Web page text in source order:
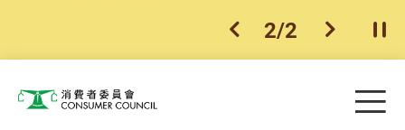
上一個
2/2 下一個開
消費者委員會 目